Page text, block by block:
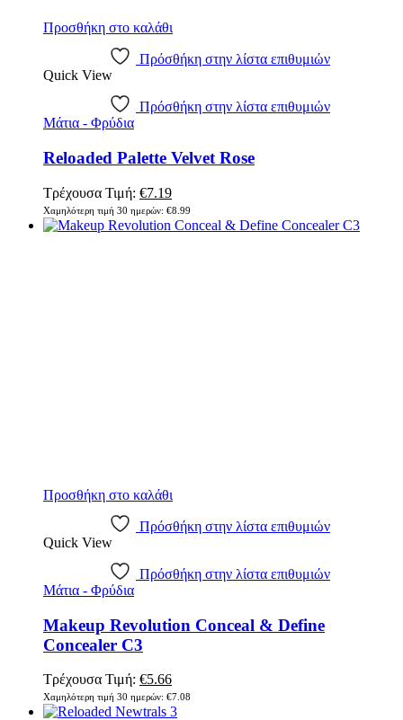
Προσθήκη στο καλάθι
Πρόσθήκη στην λίστα επιθυμιών
Quick View
Πρόσθήκη στην λίστα επιθυμιών
Μάτια - Φρύδια
Reloaded Palette Velvet Rose
Τρέχουσα Τιμή: Original
price
was:
€7.19Η
τρέχουσα
τιμή
Χαμηλότερη τιμή 30 ημερών: €8.99
Προσθήκη στο καλάθι
Πρόσθήκη στην λίστα επιθυμιών
Quick View
Πρόσθήκη στην λίστα επιθυμιών
Μάτια - Φρύδια
Makeup Revolution Conceal & Define
Concealer C3
Τρέχουσα Τιμή: Original
price
was:
€5.66Η
τρέχουσα
τιμή
Χαμηλότερη τιμή 30 ημερών: €7.08